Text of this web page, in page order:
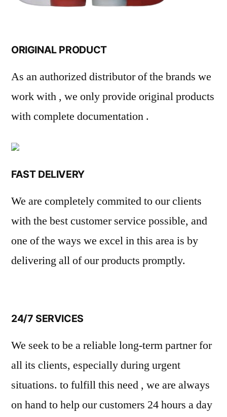
ORIGINAL PRODUCT
As an authorized distributor of the brands we
work with , we only provide original products
with complete documentation .
FAST DELIVERY
We are completely commited to our clients
with the best customer service possible, and
one of the ways we excel in this area is by
delivering all of our products promptly.
24/7 SERVICES
We seek to be a reliable long-term partner for
all its clients, especially during urgent
situations. to fulfill this need , we are always
on hand to help our customers 24 hours a day